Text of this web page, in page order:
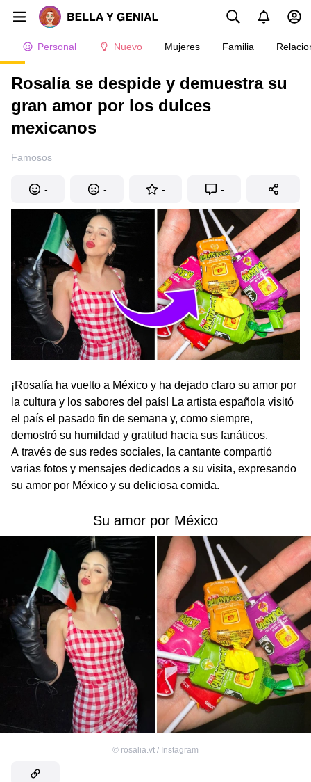
Personal Nuevo Mujeres Familia
Rosalía se despide y demuestra su
gran amor por los dulces
mexicanos
Famosos
- - - -
¡Rosalía ha vuelto a México y ha dejado claro su amor por
la cultura y los sabores del país! La artista española visitó
el país el pasado fin de semana y, como siempre,
demostró su humildad y gratitud hacia sus fanáticos.
A través de sus redes sociales, la cantante compartió
varias fotos y mensajes dedicados a su visita, expresando
su amor por México y su deliciosa comida.
Su amor por México
© rosalia.vt / Instagram